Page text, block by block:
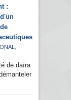
:
,
de daïra